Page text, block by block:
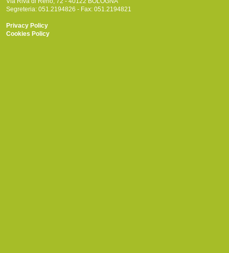
Segreteria: 051.2194826 - Fax: 051.2194821
Privacy Policy
Cookies Policy